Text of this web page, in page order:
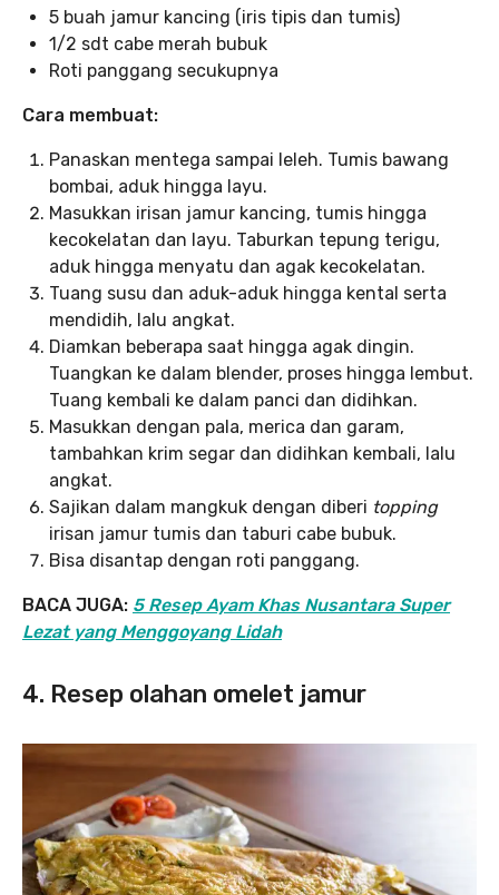
5 buah jamur kancing (iris tipis dan tumis)
1/2 sdt cabe merah bubuk
Roti panggang secukupnya
Cara membuat:
Panaskan mentega sampai leleh. Tumis bawang
bombai, aduk hingga layu.
Masukkan irisan jamur kancing, tumis hingga
kecokelatan dan layu. Taburkan tepung terigu,
aduk hingga menyatu dan agak kecokelatan.
Tuang susu dan aduk-aduk hingga kental serta
mendidih, lalu angkat.
Diamkan beberapa saat hingga agak dingin.
Tuangkan ke dalam blender, proses hingga lembut.
Tuang kembali ke dalam panci dan didihkan.
Masukkan dengan pala, merica dan garam,
tambahkan krim segar dan didihkan kembali, lalu
angkat.
Sajikan dalam mangkuk dengan diberi topping
irisan jamur tumis dan taburi cabe bubuk.
Bisa disantap dengan roti panggang.
BACA JUGA: 5 Resep Ayam Khas Nusantara Super
Lezat yang Menggoyang Lidah
4. Resep olahan omelet jamur